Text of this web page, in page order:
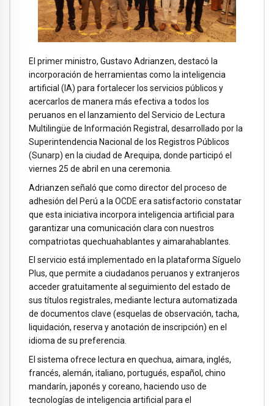
El primer ministro, Gustavo Adrianzen, destacó la
incorporación de herramientas como la inteligencia
artificial (IA) para fortalecer los servicios públicos y
acercarlos de manera más efectiva a todos los
peruanos en el lanzamiento del Servicio de Lectura
Multilingüe de Información Registral, desarrollado por la
Superintendencia Nacional de los Registros Públicos
(Sunarp) en la ciudad de Arequipa, donde participó el
viernes 25 de abril en una ceremonia.
Adrianzen señaló que como director del proceso de
adhesión del Perú a la OCDE era satisfactorio constatar
que esta iniciativa incorpora inteligencia artificial para
garantizar una comunicación clara con nuestros
compatriotas quechuahablantes y aimarahablantes.
El servicio está implementado en la plataforma Síguelo
Plus, que permite a ciudadanos peruanos y extranjeros
acceder gratuitamente al seguimiento del estado de
sus títulos registrales, mediante lectura automatizada
de documentos clave (esquelas de observación, tacha,
liquidación, reserva y anotación de inscripción) en el
idioma de su preferencia.
El sistema ofrece lectura en quechua, aimara, inglés,
francés, alemán, italiano, portugués, español, chino
mandarín, japonés y coreano, haciendo uso de
tecnologías de inteligencia artificial para el